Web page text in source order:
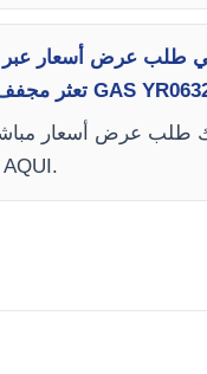
طلب عرض أسعار
الرسمي. انقر AQUI.